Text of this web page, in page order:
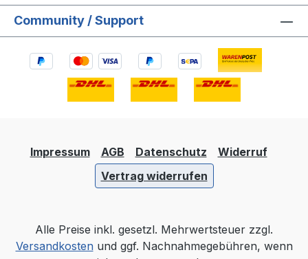
Community / Support
Impressum AGB Datenschutz
Widerruf
Vertrag widerrufen
Alle Preise inkl. gesetzl. Mehrwertsteuer zzgl.
Versandkostenund ggf. Nachnahmegebühren, wenn